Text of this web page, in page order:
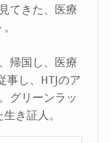
てきた、医療
帰国し、医療
事し、HTJのア
グリーンラッ
き証人。